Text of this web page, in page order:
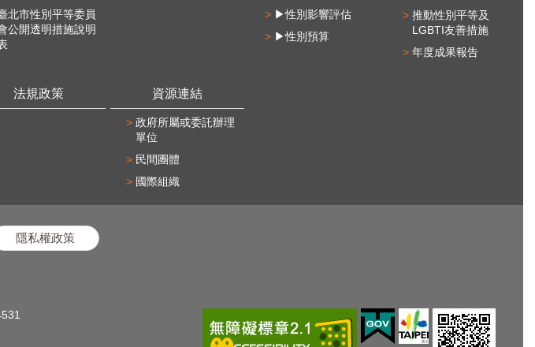
北市性別平等委員
公開透明措施說明
▶性別影響評估
▶性別預算
推動性別平等及
LGBTI友善措施
年度成果報告
法規政策 資源連結
政府所屬或委託辦理
單位
民間團體
國際組織
隱私權政策